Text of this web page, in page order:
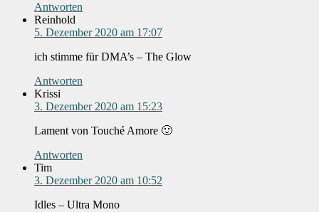
Antworten
Reinhold
5. Dezember 2020 am 17:07
ich stimme für DMA’s – The Glow
Antworten
Krissi
3. Dezember 2020 am 15:23
Lament von Touché Amore 🙂
Antworten
Tim
3. Dezember 2020 am 10:52
Idles – Ultra Mono